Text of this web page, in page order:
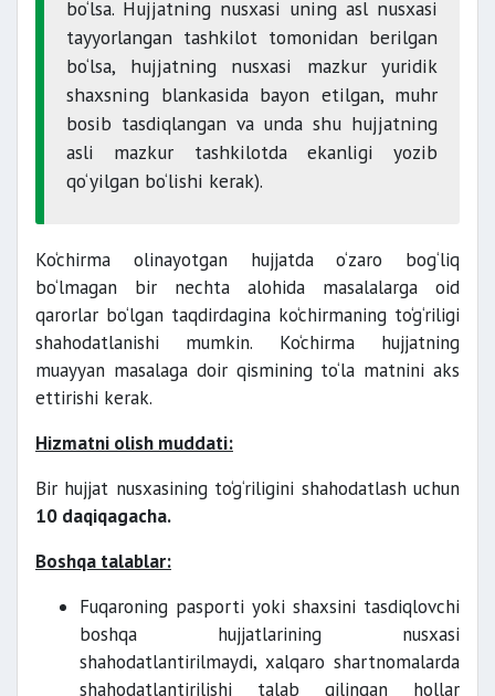
bo‘lsa. Hujjatning nusxasi uning asl nusxasi
tayyorlangan tashkilot tomonidan berilgan
bo‘lsa, hujjatning nusxasi mazkur yuridik
shaxsning blankasida bayon etilgan, muhr
bosib tasdiqlangan va unda shu hujjatning
asli mazkur tashkilotda ekanligi yozib
qo‘yilgan bo‘lishi kerak).
Ko‘chirma olinayotgan hujjatda o‘zaro bog‘liq
bo‘lmagan bir nechta alohida masalalarga oid
qarorlar bo‘lgan taqdirdagina ko‘chirmaning to‘g‘riligi
shahodatlanishi mumkin. Ko‘chirma hujjatning
muayyan masalaga doir qismining to‘la matnini aks
ettirishi kerak.
Hizmatni olish muddati:
Bir hujjat nusxasining to‘g‘riligini shahodatlash uchun
10 daqiqagacha.
Boshqa talablar:
Fuqaroning pasporti yoki shaxsini tasdiqlovchi
boshqa hujjatlarining nusxasi
shahodatlantirilmaydi, xalqaro shartnomalarda
shahodatlantirilishi talab qilingan hollar